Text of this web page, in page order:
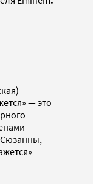
— это
Сюзанны,